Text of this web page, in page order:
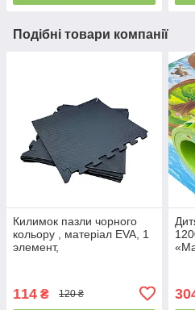
Подібні товари компанії
Килимок пазли чорного
кольору , матеріал EVA, 1
элемент,
114 ₴ 120 ₴